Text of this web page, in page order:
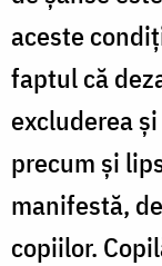
aceste
faptul că
excluderea
precum și
manifestă,
copiilor.